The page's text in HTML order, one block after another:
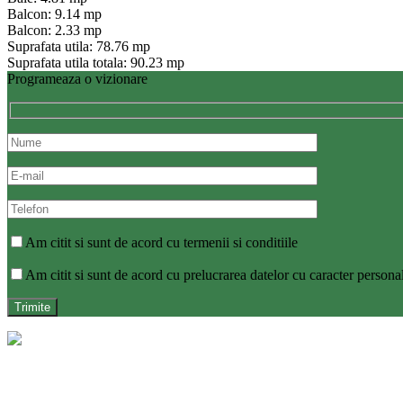
Balcon: 9.14 mp
Balcon: 2.33 mp
Suprafata utila: 78.76 mp
Suprafata utila totala: 90.23 mp
Programeaza o vizionare
Am citit si sunt de acord cu termenii si conditiile
Am citit si sunt de acord cu prelucrarea datelor cu caracter